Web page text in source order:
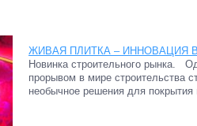
ЖИВАЯ ПЛИТКА – ИННОВАЦИЯ
Новинка строительного рынка.
прорывом в мире строительства
необычное решения для